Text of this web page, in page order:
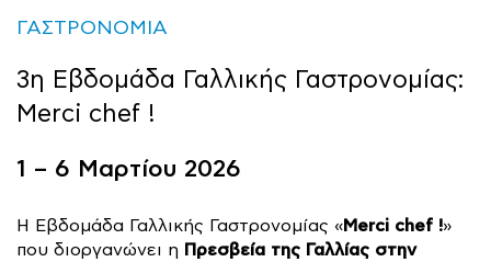
ΓΑΣΤΡΟΝΟΜΙΑ
3η Εβδομάδα Γαλλικής Γαστρονομίας:
Merci chef !
1 – 6 Μαρτίου 2026
Η Εβδομάδα Γαλλικής Γαστρονομίας «Merci chef !»
που διοργανώνει η Πρεσβεία της Γαλλίας στην